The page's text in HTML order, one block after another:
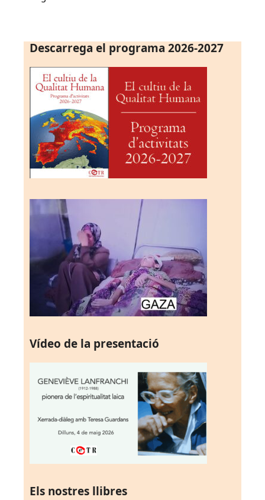
Descarrega el programa 2026-2027
Vídeo de la presentació
Els nostres llibres